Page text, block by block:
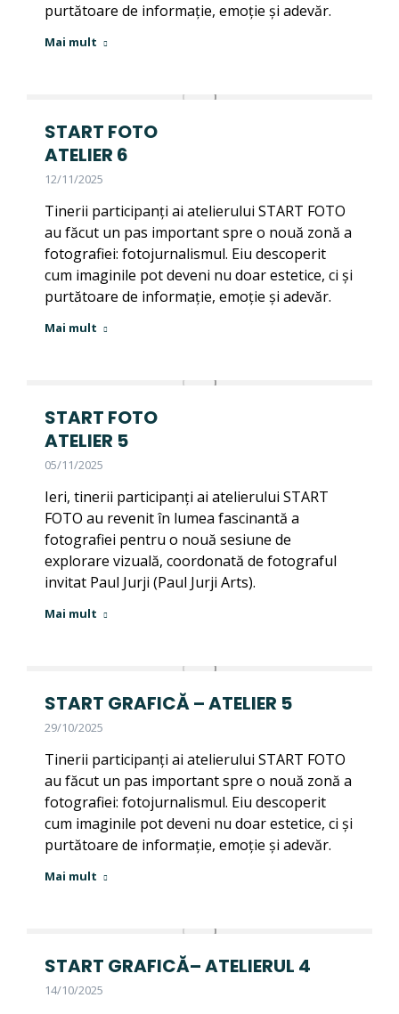
purtătoare de informație, emoție și adevăr.
Mai mult
START FOTO
ATELIER 6
12/11/2025
Tinerii participanți ai atelierului START FOTO
au făcut un pas important spre o nouă zonă a
fotografiei: fotojurnalismul. Eiu descoperit
cum imaginile pot deveni nu doar estetice, ci și
purtătoare de informație, emoție și adevăr.
Mai mult
START FOTO
ATELIER 5
05/11/2025
Ieri, tinerii participanți ai atelierului START
FOTO au revenit în lumea fascinantă a
fotografiei pentru o nouă sesiune de
explorare vizuală, coordonată de fotograful
invitat Paul Jurji (Paul Jurji Arts).
Mai mult
START GRAFICĂ – ATELIER 5
29/10/2025
Tinerii participanți ai atelierului START FOTO
au făcut un pas important spre o nouă zonă a
fotografiei: fotojurnalismul. Eiu descoperit
cum imaginile pot deveni nu doar estetice, ci și
purtătoare de informație, emoție și adevăr.
Mai mult
START GRAFICĂ– ATELIERUL 4
14/10/2025